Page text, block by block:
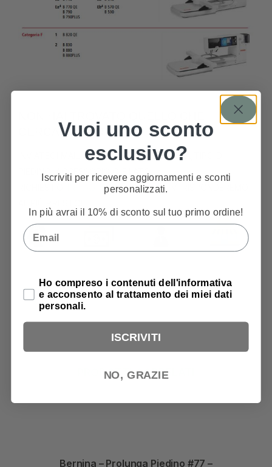
CERCAVI? SCRIVICI!
INVIATECI MAIL CON MODELLO MACCHINA,TIPO DI
PIEDINO, ACCESSORIO O FILATO
INFO@TRIMACITALIA.IT– VI RISPONDEREMO
PRODOTTI CORRELATI
Bernina – Prolunga Piedino #77 –
Vuoi uno sconto
esclusivo?
Iscriviti per ricevere aggiornamenti e sconti
personalizzati.
In più avrai il 10% di sconto sul tuo primo ordine!
Email
Privacy Policy
Ho compreso i contenuti dell'informativa
e acconsento al trattamento dei miei dati
personali.
ISCRIVITI
NO, GRAZIE